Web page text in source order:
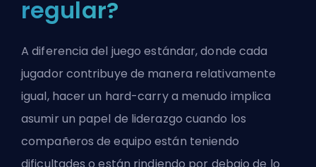
regular?
A diferencia del juego estándar, donde cada
jugador contribuye de manera relativamente
igual, hacer un hard-carry a menudo implica
asumir un papel de liderazgo cuando los
compañeros de equipo están teniendo